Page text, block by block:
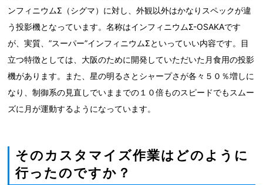
ンフィニウムΣ（シグマ）に対し、外観以外はかなりスペックが違
う投影機となっています。名称はインフィニウムΣ-OSAKAです
が、実質、”スーパー”インフィニウムΣといっていい内容です。目
立つ特徴としては、大阪のために開発していただいた月食用の投影
機があります。また、星の明るさとシャープさが各々５０％増しに
なり、制御系の見直しでいままでの１０倍ものスピードでもスムー
ズに月が運動するようになっています。
そのカスタマイズ作業はどのように
行ったのですか？